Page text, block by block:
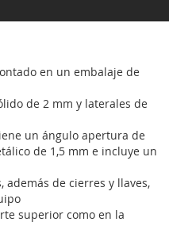
en un embalaje de
de 2 mm y laterales de
un ángulo apertura de
de 1,5 mm e incluye un
además de cierres y llaves,
superior como en la